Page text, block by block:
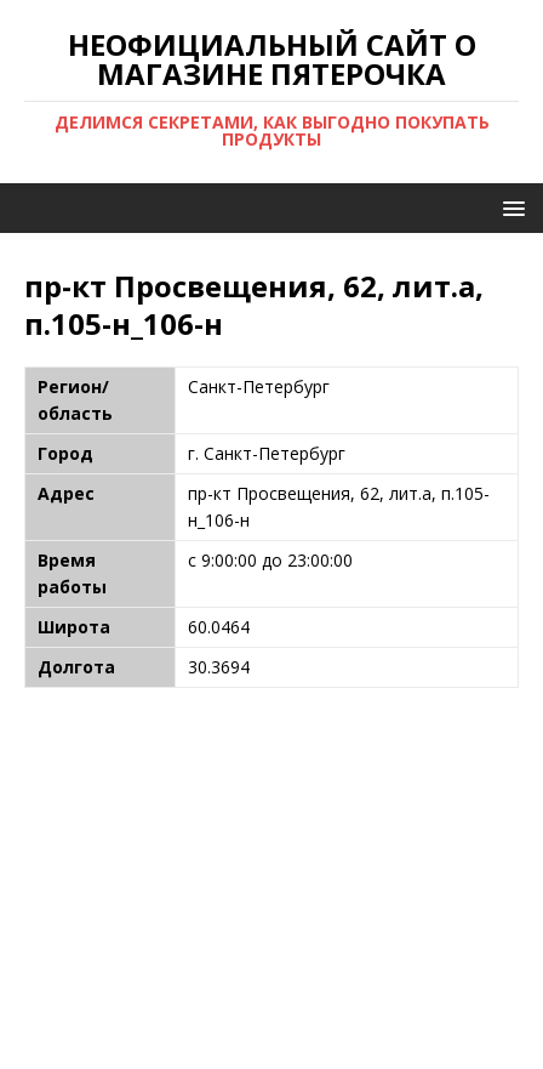
НЕОФИЦИАЛЬНЫЙ САЙТ О
МАГАЗИНЕ ПЯТЕРОЧКА
ДЕЛИМСЯ СЕКРЕТАМИ, КАК ВЫГОДНО ПОКУПАТЬ
ПРОДУКТЫ
пр-кт Просвещения, 62, лит.а,
п.105-н_106-н
Регион/
область
Санкт-Петербург
Город
г. Санкт-Петербург
Адрес
пр-кт Просвещения, 62, лит.а, п.105-
н_106-н
Время
работы
с 9:00:00 до 23:00:00
Широта
60.0464
Долгота
30.3694